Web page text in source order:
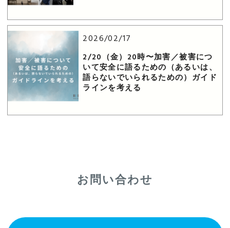
2026/02/17
2/20（金）20時〜加害／被害につ
いて安全に語るための（あるいは、
語らないでいられるための）ガイド
ラインを考える
お問い合わせ